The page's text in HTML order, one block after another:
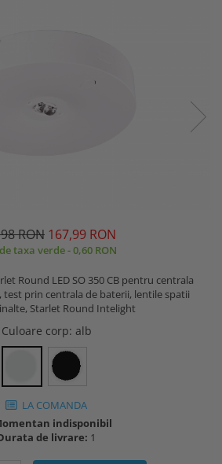
RON 167,99 RON
taxa verde - 0,60 RON
Round LED SO 350 CB pentru centrala
test prin centrala de baterii, lentile spatii
Starlet Round Intelight
Culoare corp: alb
LA COMANDA
indisponibil
de livrare: 1